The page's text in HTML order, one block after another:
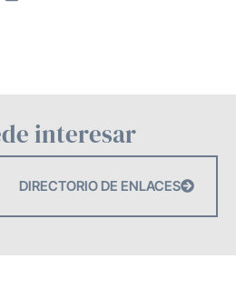
interesar
DIRECTORIO DE ENLACES